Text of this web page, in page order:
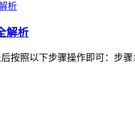
解析
按照以下步骤操作即可：步